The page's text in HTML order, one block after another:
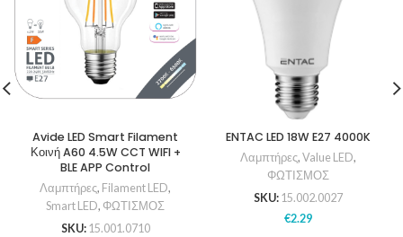
Avide LED Smart Filament
Κοινή A60 4.5W CCT WIFI +
BLE APP Control
Λαμπτήρες, Filament LED,
Smart LED, ΦΩΤΙΣΜΟΣ
SKU: 15.001.0710
ENTAC LED 18W E27 4000K
Λαμπτήρες, Value LED,
ΦΩΤΙΣΜΟΣ
SKU: 15.002.0027
€2.29